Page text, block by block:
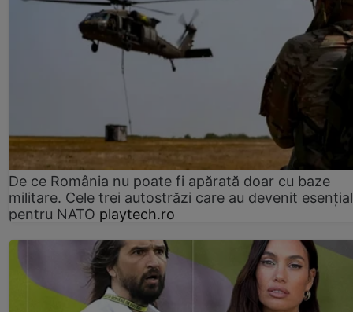
De ce România nu poate fi apărată doar cu baze
militare. Cele trei autostrăzi care au devenit
pentru NATO playtech.ro